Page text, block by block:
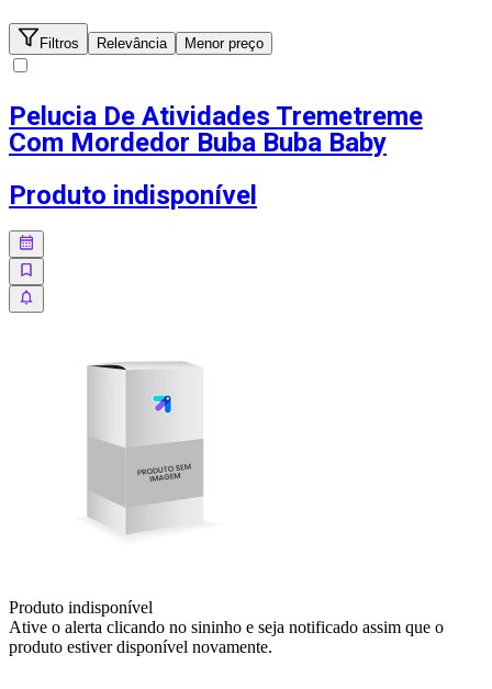
Filtros Relevância Menor preço
Pelucia De Atividades Tremetreme
Com Mordedor Buba Buba Baby
Produto indisponível
Produto indisponível
Ative o alerta clicando no sininho e seja notificado assim que o
produto estiver disponível novamente.